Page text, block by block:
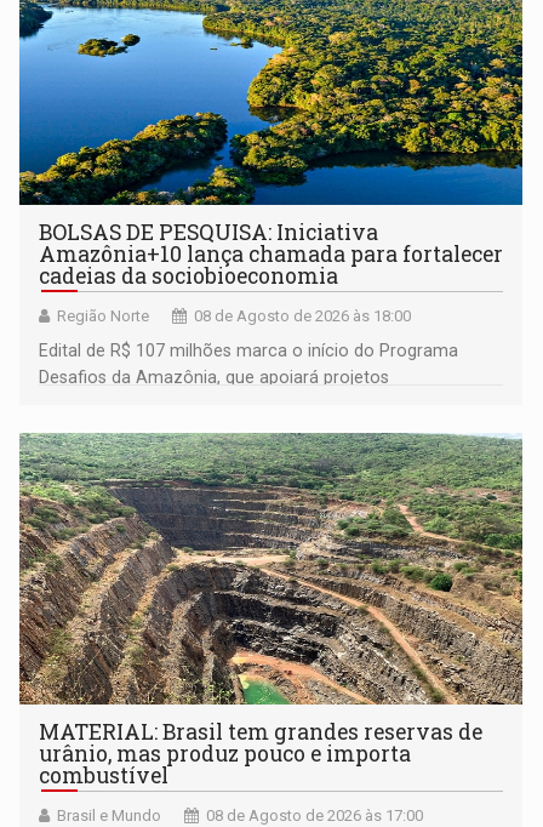
BOLSAS DE PESQUISA: Iniciativa
Amazônia+10 lança chamada para fortalecer
cadeias da sociobioeconomia
Região Norte 08 de Agosto de 2026 às 18:00
Edital de R$ 107 milhões marca o início do Programa
Desafios da Amazônia, que apoiará projetos
submissão de pré-propostas poderá ser feita até 1º de
setembro
MATERIAL: Brasil tem grandes reservas de
urânio, mas produz pouco e importa
combustível
Brasil e Mundo 08 de Agosto de 2026 às 17:00